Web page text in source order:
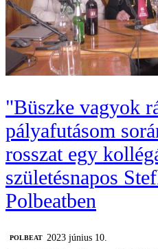
"Büszke vagyok
pályafutásom
rosszat egy
születésnapos
Polbeatben
‎POLBEAT 2023 június 10.